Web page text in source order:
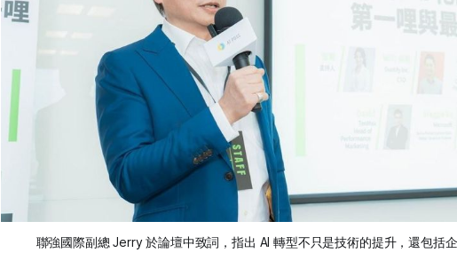
聯強國際副總 Jerry 於論壇中致詞，指出 AI 轉型不只是技術的提升，還包括